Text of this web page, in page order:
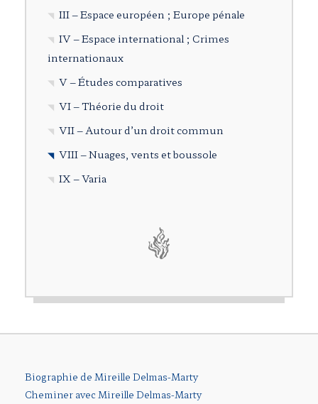
III – Espace européen ; Europe pénale
IV – Espace international ; Crimes
internationaux
V – Études comparatives
VI – Théorie du droit
VII – Autour d’un droit commun
VIII – Nuages, vents et boussole
IX – Varia
Biographie de Mireille Delmas-Marty
Cheminer avec Mireille Delmas-Marty